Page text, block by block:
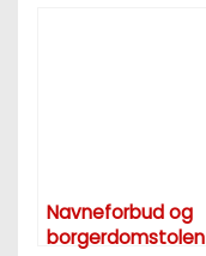
Navneforbud og
borgerdomstolen